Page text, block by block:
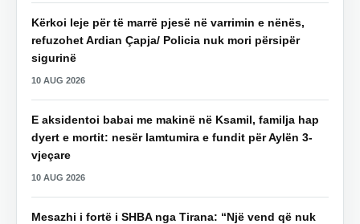
Kërkoi leje për të marrë pjesë në varrimin e nënës,
refuzohet Ardian Çapja/ Policia nuk mori përsipër
sigurinë
10 AUG 2026
E aksidentoi babai me makinë në Ksamil, familja hap
dyert e mortit: nesër lamtumira e fundit për Aylën 3-
vjeçare
10 AUG 2026
Mesazhi i fortë i SHBA nga Tirana: “Një vend që nuk